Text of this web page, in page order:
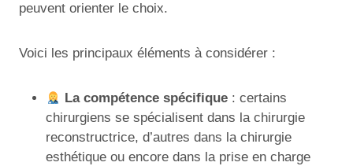
peuvent orienter le choix.
Voici les principaux éléments à considérer :
La compétence spécifique : certains
chirurgiens se spécialisent dans la chirurgie
reconstructrice, d’autres dans la chirurgie
esthétique ou encore dans la prise en charge